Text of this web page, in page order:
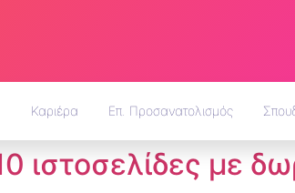
Καριέρα Επ. Προσανατολισμός
ιστοσελίδες με